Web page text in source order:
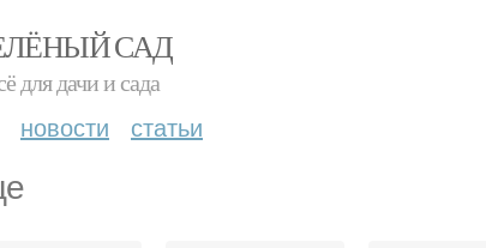
САД
для дачи и сада
новости статьи